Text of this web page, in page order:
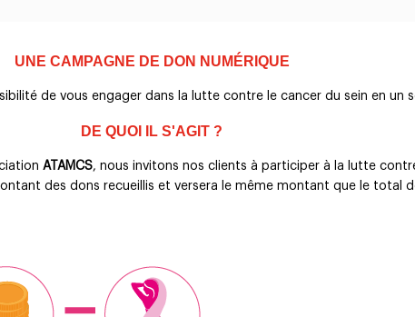
UNE CAMPAGNE DE DON NUMÉRIQUE
de vous engager dans la lutte contre le cancer du sein en un
DE QUOI IL S'AGIT ?
ATAMCS, nous invitons nos clients à participer à la lutte
des dons recueillis et versera le même montant que le total